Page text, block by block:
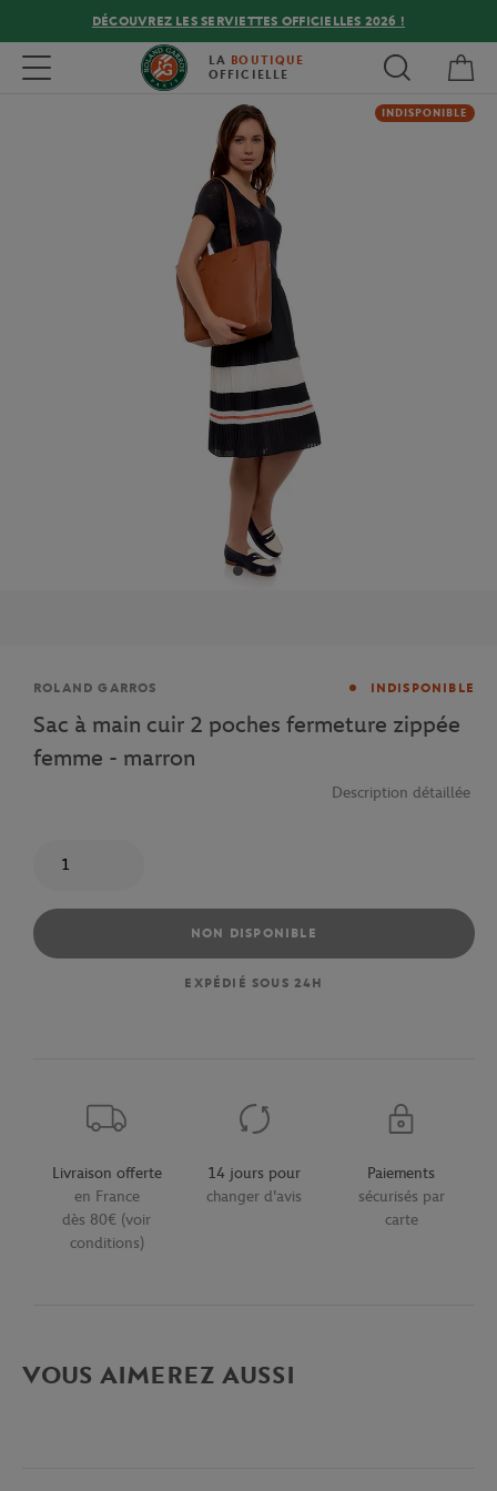
DÉCOUVREZ LES SERVIETTES OFFICIELLES 2026 !
Toggle navigation LA BOUTIQUE
OFFICIELLE
INDISPONIBLE
Marque
ROLAND GARROS INDISPONIBLE
Sac à main cuir 2 poches fermeture zippée
femme - marron
Description détaillée
NON DISPONIBLE
EXPÉDIÉ SOUS 24H
Livraison offerte
en France
dès 80€ (voir
conditions)
14 jours pour
changer d'avis
Paiements
sécurisés par
carte
VOUS AIMEREZ AUSSI